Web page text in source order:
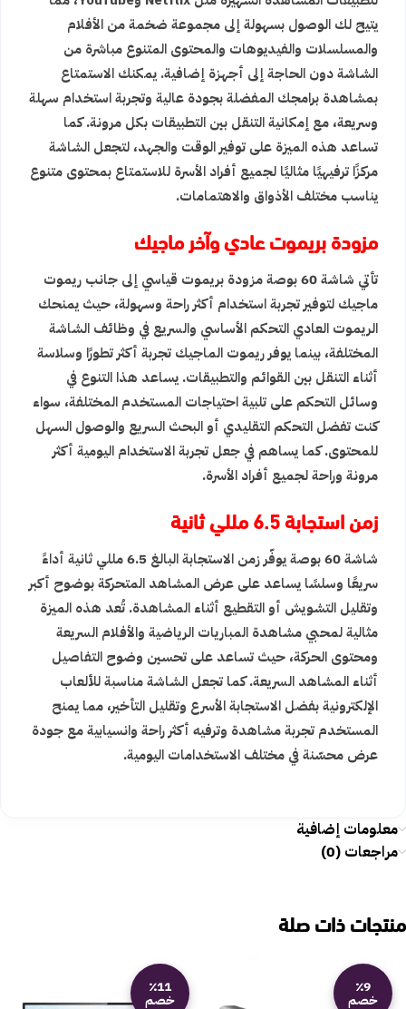
يتيح لك الوصول بسهولة إلى مجموعة ضخمة من الأفلام
والمسلسلات والفيديوهات والمحتوى المتنوع مباشرة من
الشاشة دون الحاجة إلى أجهزة إضافية. يمكنك الاستمتاع
بمشاهدة برامجك المفضلة بجودة عالية وتجربة استخدام سهلة
وسريعة، مع إمكانية التنقل بين التطبيقات بكل مرونة. كما
تساعد هذه الميزة على توفير الوقت والجهد، لتجعل الشاشة
مركزًا ترفيهيًا مثاليًا لجميع أفراد الأسرة للاستمتاع بمحتوى متنوع
يناسب مختلف الأذواق والاهتمامات.
مزودة بريموت عادي وآخر ماجيك
تأتي شاشة 60 بوصة مزودة بريموت قياسي إلى جانب ريموت
ماجيك لتوفير تجربة استخدام أكثر راحة وسهولة، حيث يمنحك
الريموت العادي التحكم الأساسي والسريع في وظائف الشاشة
المختلفة، بينما يوفر ريموت الماجيك تجربة أكثر تطورًا وسلاسة
أثناء التنقل بين القوائم والتطبيقات. يساعد هذا التنوع في
وسائل التحكم على تلبية احتياجات المستخدم المختلفة، سواء
كنت تفضل التحكم التقليدي أو البحث السريع والوصول السهل
للمحتوى. كما يساهم في جعل تجربة الاستخدام اليومية أكثر
مرونة وراحة لجميع أفراد الأسرة.
زمن استجابة 6.5 مللي ثانية
شاشة 60 بوصة يوفّر زمن الاستجابة البالغ 6.5 مللي ثانية أداءً
سريعًا وسلسًا يساعد على عرض المشاهد المتحركة بوضوح أكبر
وتقليل التشويش أو التقطيع أثناء المشاهدة. تُعد هذه الميزة
مثالية لمحبي مشاهدة المباريات الرياضية والأفلام السريعة
ومحتوى الحركة، حيث تساعد على تحسين وضوح التفاصيل
أثناء المشاهد السريعة. كما تجعل الشاشة مناسبة للألعاب
الإلكترونية بفضل الاستجابة الأسرع وتقليل التأخير، مما يمنح
المستخدم تجربة مشاهدة وترفيه أكثر راحة وانسيابية مع جودة
عرض محسّنة في مختلف الاستخدامات اليومية.
معلومات إضافية
مراجعات (0)
منتجات ذات صلة
٪9
خصم
٪11
خصم